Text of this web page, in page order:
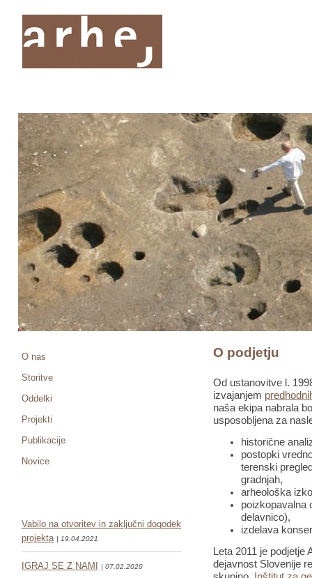
O nas
Storitve
Oddelki
Projekti
Publikacije
Novice
Vabilo na otvoritev in zaključni dogodek
projekta | 19.04.2021
IGRAJ SE Z NAMI | 07.02.2020
O podjetju
Od ustanovitve l.
izvajanjem
naša ekipa nabrala
usposobljena za
historične
postopki
terenski
gradnjah,
arheološka
poizkopavalna
delavnico),
izdelava
Leta 2011 je
dejavnost Slovenije